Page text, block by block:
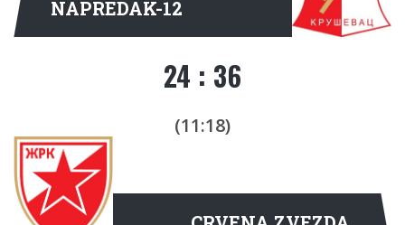
NAPREDAK-12
24 : 36
(11:18)